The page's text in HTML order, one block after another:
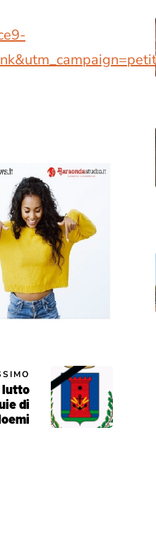
lutto
di